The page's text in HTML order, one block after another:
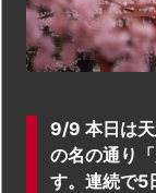
9/9 本日は
の名の通り
す。連続で5